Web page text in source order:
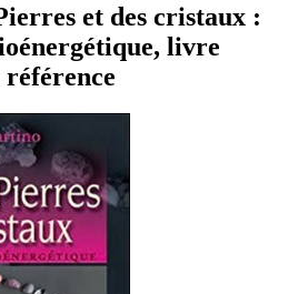
et des cristaux :
livre